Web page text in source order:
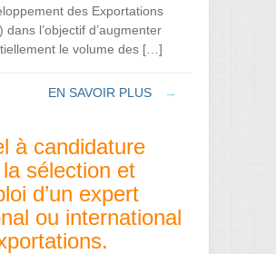
des Exportations
dans l’objectif d’augmenter
le volume des […]
EN SAVOIR PLUS →
à candidature
sélection et
d’un expert
ou international